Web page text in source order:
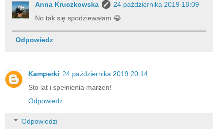
Anna Kruczkowska
24 października 2019 18:09
No tak się spodziewałam 😂
Odpowiedz
Kamperki 24 października 2019 20:14
Sto lat i spełnienia marzen!
Odpowiedz
Odpowiedzi